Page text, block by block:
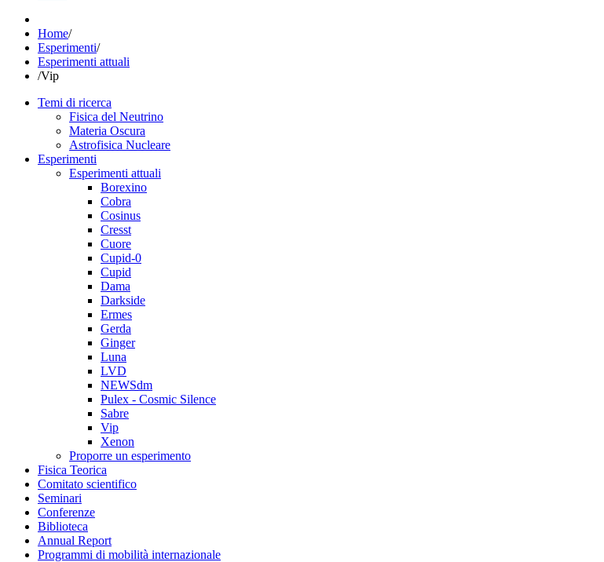
Home/
Esperimenti/
Esperimenti attuali
/Vip
Temi di ricerca
Fisica del Neutrino
Materia Oscura
Astrofisica Nucleare
Esperimenti
Esperimenti attuali
Borexino
Cobra
Cosinus
Cresst
Cuore
Cupid-0
Cupid
Dama
Darkside
Ermes
Gerda
Ginger
Luna
LVD
NEWSdm
Pulex - Cosmic Silence
Sabre
Vip
Xenon
Proporre un esperimento
Fisica Teorica
Comitato scientifico
Seminari
Conferenze
Biblioteca
Annual Report
Programmi di mobilità internazionale